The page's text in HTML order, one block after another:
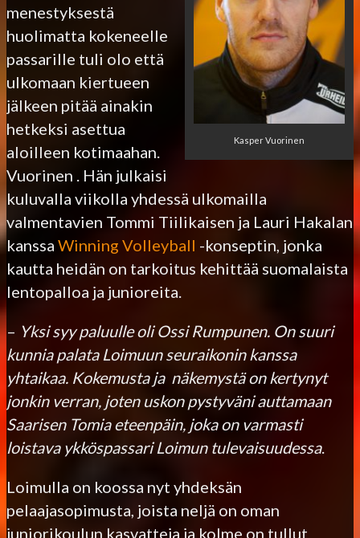
Kasper Vuorinen
menestyksestä
huolimatta kokeneelle
passarille tuli olo että
ulkomaan kiertueen
jälkeen pitää ainakin
hetkeksi asettua
aloilleen kotimaahan.
Vuorinen . Hän julkaisi
kuluvalla viikolla yhdessä ulkomailla
valmentavien Tommi Tiilikaisen ja Lauri Hakalan
kanssa Winning Volleyball -konseptin, jonka
kautta heidän on tarkoitus kehittää suomalaista
lentopalloa ja junioreita.
– Yksi syy paluulle oli Ossi Rumpunen. On suuri
kunnia palata Loimuun seuraikonin kanssa
yhtaikaa. Kokemusta ja näkemystä on kertynyt
jonkin verran, joten uskon pystyväni auttamaan
Saarisen Tomia eteenpäin, joka on varmasti
loistava ykköspassari Loimun tulevaisuudessa.
Loimulla on koossa nyt yhdeksän
pelaajasopimusta, joista neljä on oman
juniorikoulun kasvatteja ja kolme on tullut